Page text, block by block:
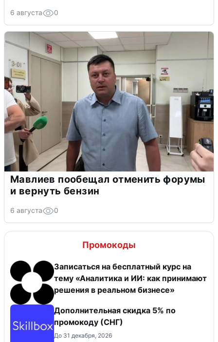
6 августа 0
Мавлиев пообещал отменить форумы
и вернуть бензин
6 августа 0
Промокоды
Записаться на бесплатный курс на
тему «Аналитика и ИИ: как принимают
решения в реальном бизнесе»
Дополнительная скидка 5% по
промокоду (СНГ)
До 31 декабря, 2026